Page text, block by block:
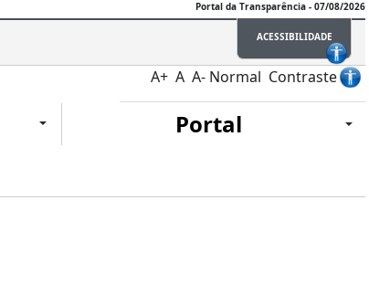
Portal da Transparência - 07/08/2026
ACESSIBILIDADE
A+ A A- Normal Contraste
Portal